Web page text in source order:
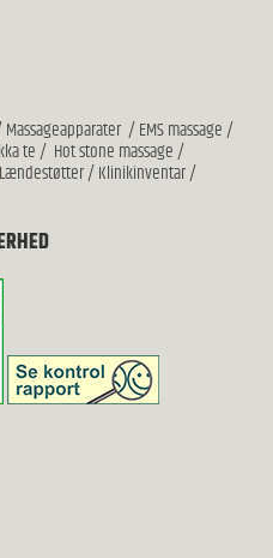
Massageapparater/EMS massage/
te/ Hot stone massage/
/Klinikinventar/